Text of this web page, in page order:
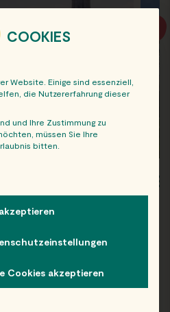
COOKIES
Website. Einige sind essenziell,
die Nutzererfahrung dieser
und Ihre Zustimmung zu
müssen Sie Ihre
bitten.
groups for which consent
Cookies akzeptieren